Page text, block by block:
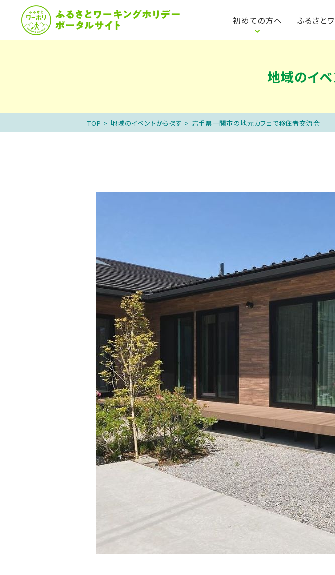
初めての方へ ふるさと
ふるさとワーホリとは 参加までの流れ
参加者の声 自治体・
説明会を探す 地域の仕事か
地域のイ
TOP > 地域のイベントから探す > 岩手県一関市の地元カフェで移住者交流会